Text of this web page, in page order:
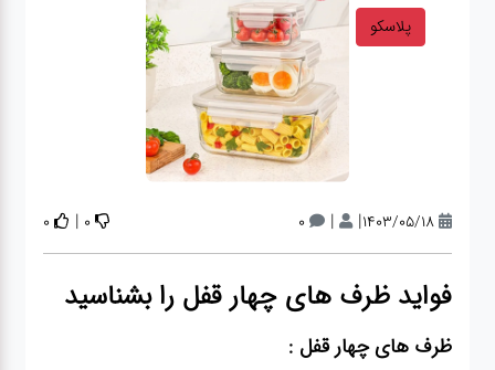
مراقبت شخصی
چینی زرین
پلاسکو
1403/05/18
|
|
0
0
|
0
فواید ظرف های چهار قفل را بشناسید
ظرف های چهار قفل :